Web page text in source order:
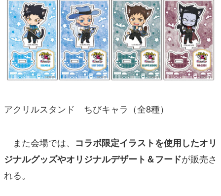
アクリルスタンド ちびキャラ（全8種）
また会場では、 コラボ限定イラストを使用したオリ
ジナルグッズやオリジナルデザート＆フードが販売さ
れる。